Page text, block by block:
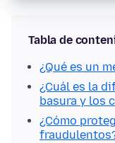
Tabla de
¿Qué es un
¿Cuál es la
basura y los
¿Cómo